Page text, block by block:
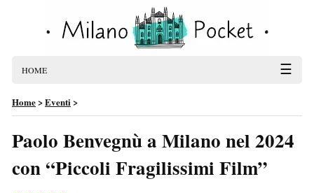
HOME ☰
Home>Eventi>
Paolo Benvegnù a Milano nel 2024
con “Piccoli Fragilissimi Film”